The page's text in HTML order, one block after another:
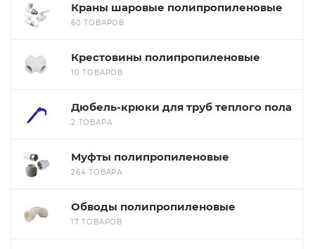
Краны шаровые полипропиленовые
60 ТОВАРОВ
Крестовины полипропиленовые
10 ТОВАРОВ
Дюбель-крюки для труб теплого пола
2 ТОВАРА
Муфты полипропиленовые
264 ТОВАРА
Обводы полипропиленовые
17 ТОВАРОВ